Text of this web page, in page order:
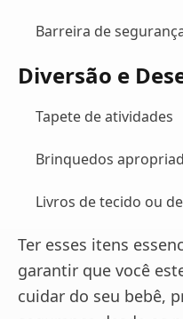
Barreira de
Diversão e
Tapete de atividades
Brinquedos
Livros de tecido ou
Ter esses itens
garantir que você
cuidar do seu bebê,